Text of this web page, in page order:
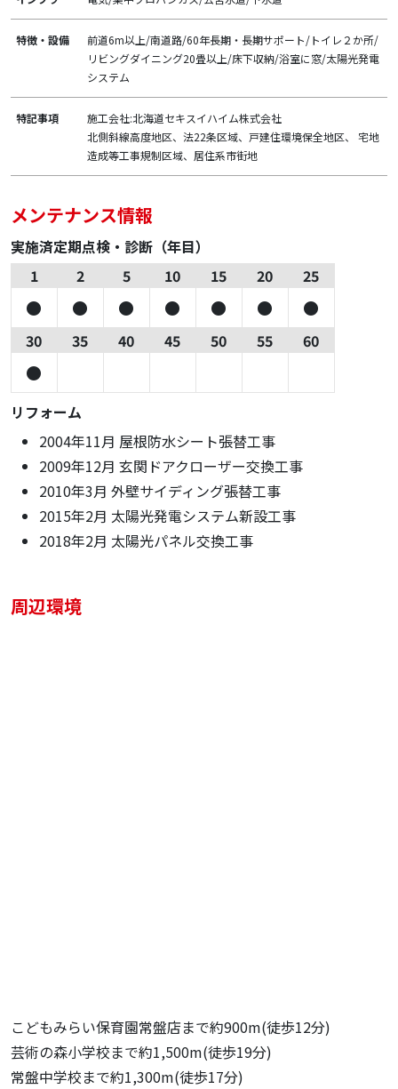
特徴・設備
前道6m以上/南道路/60年長期・長期サポート/トイレ２か所/
リビングダイニング20畳以上/床下収納/浴室に窓/太陽光発電
システム
特記事項
施工会社:北海道セキスイハイム株式会社
北側斜線高度地区、法22条区域、戸建住環境保全地区、 宅地
造成等工事規制区域、居住系市街地
メンテナンス情報
実施済定期点検・診断（年目）
1
2 5 10 15 20 25
30 35 40 45 50 55 60
リフォーム
2004年11月 屋根防水シート張替工事
2009年12月 玄関ドアクローザー交換工事
2010年3月 外壁サイディング張替工事
2015年2月 太陽光発電システム新設工事
2018年2月 太陽光パネル交換工事
周辺環境
こどもみらい保育園常盤店まで約900m(徒歩12分)
芸術の森小学校まで約1,500m(徒歩19分)
常盤中学校まで約1,300m(徒歩17分)